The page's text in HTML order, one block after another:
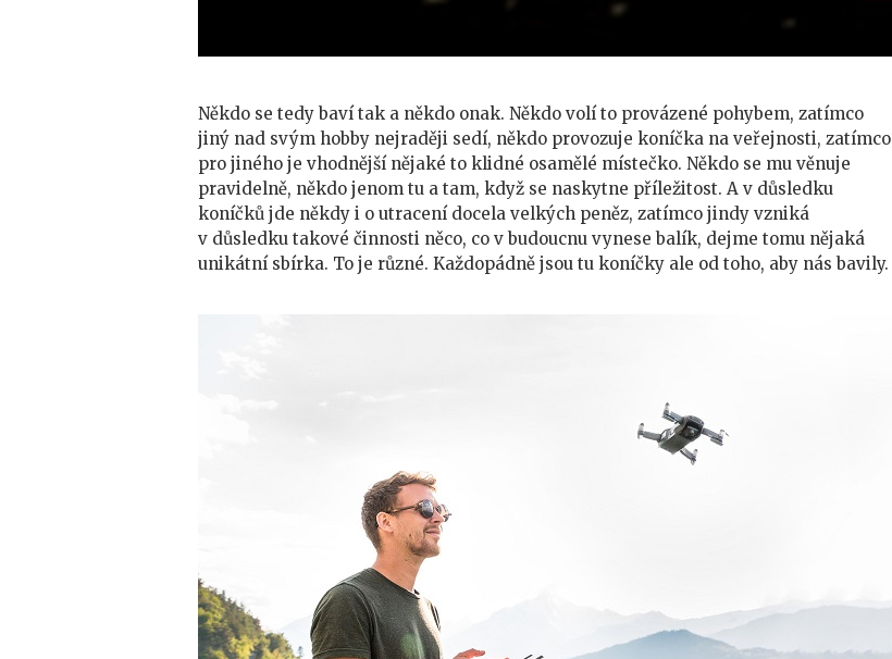
Někdo se tedy baví tak a někdo onak. Někdo volí to provázené pohybem, zatímco
jiný nad svým hobby nejraději sedí, někdo provozuje koníčka na veřejnosti, zatímco
pro jiného je vhodnější nějaké to klidné osamělé místečko. Někdo se mu věnuje
pravidelně, někdo jenom tu a tam, když se naskytne příležitost. A v důsledku
koníčků jde někdy i o utracení docela velkých peněz, zatímco jindy vzniká
v důsledku takové činnosti něco, co v budoucnu vynese balík, dejme tomu nějaká
unikátní sbírka. To je různé. Každopádně jsou tu koníčky ale od toho, aby nás bavily.